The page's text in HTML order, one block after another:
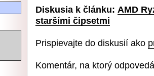
Diskusia k článku: AMD
staršími čipsetmi
Prispievajte do diskusií ako
Komentár, na ktorý